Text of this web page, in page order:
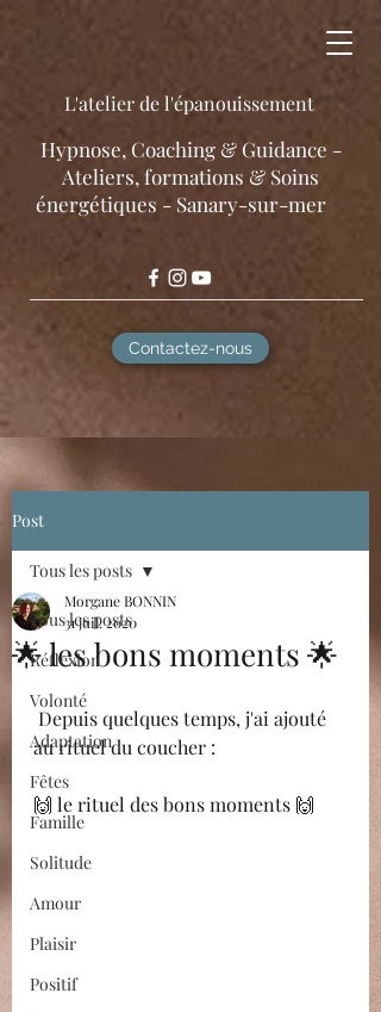
​Hypnose, Coaching & Guidance -
Ateliers, formations & Soins
énergétiques - Sanary-sur-mer
Contactez-nous
L'atelier de l'épanouissement
Post
Tous les posts
Réflexion
Volonté
Adaptation
Fêtes
Famille
Solitude
Amour
Plaisir
Positif
Tous les posts
🌟 les bons moments 🌟
Morgane BONNIN
31 juil. 2020
au rituel du coucher :
🙌 le rituel des bons moments 🙌